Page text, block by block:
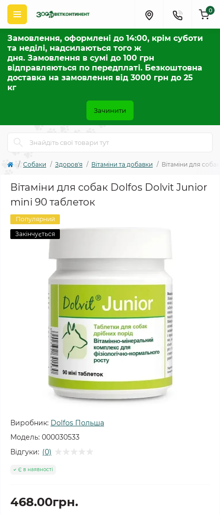
Замовлення, оформлені до 14:00, крім суботи
та неділі, надсилаються того ж
дня. Замовлення в сумі до 100 грн
відправляються по передплаті. Безкоштовна
доставка на замовлення від 3000 грн до 25
кг
Зачинити
0
Собаки Здоров'я Вітаміни та добавки Вітаміни для
Вітаміни для собак Dolfos Dolvit Junior
mini 90 таблеток
Популярний
Закінчується
Виробник: Dolfos Польша
Модель: 000030533
Відгуки: (0)
Є в наявності
468.00грн.